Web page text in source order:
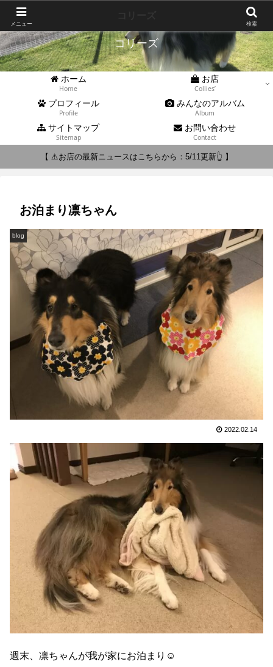
コリーズ
ホーム
Home
お店
Collies’
プロフィール
Profile
みんなのアルバム
Album
サイトマップ
Sitemap
お問い合わせ
Contact
【 ⚠️お店の最新ニュースはこちらから：5/11更新👆 】
お泊まり凛ちゃん
blog
2022.02.14
週末、凛ちゃんが我が家にお泊まり☺️
メニュー 検索